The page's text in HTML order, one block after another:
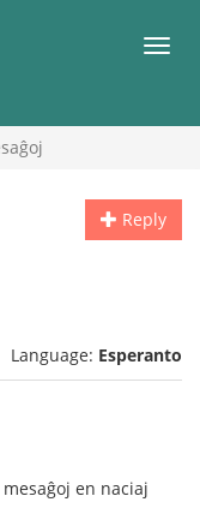
Reply
Language: Esperanto
en naciaj